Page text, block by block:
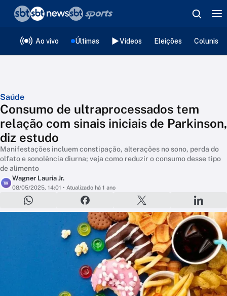
Ao vivo Últimas Vídeos Eleições
Saúde
Consumo de ultraprocessados tem
relação com sinais iniciais de Parkinson,
diz estudo
Manifestações incluem constipação, alterações no sono, perda do
olfato e sonolência diurna; veja como reduzir o consumo desse tipo
de alimento
W
Wagner Lauria Jr.
08/05/2025, 14:01 • Atualizado há 1 ano
❮voltar
Editorias